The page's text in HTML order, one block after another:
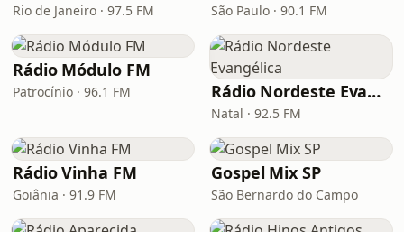
Rio de Janeiro · 97.5 FM São Paulo · 90.1 FM
Rádio Módulo FM
Patrocínio · 96.1 FM Rádio Nordeste Evangélica
Natal · 92.5 FM
Rádio Vinha FM
Goiânia · 91.9 FM
Gospel Mix SP
São Bernardo do Campo